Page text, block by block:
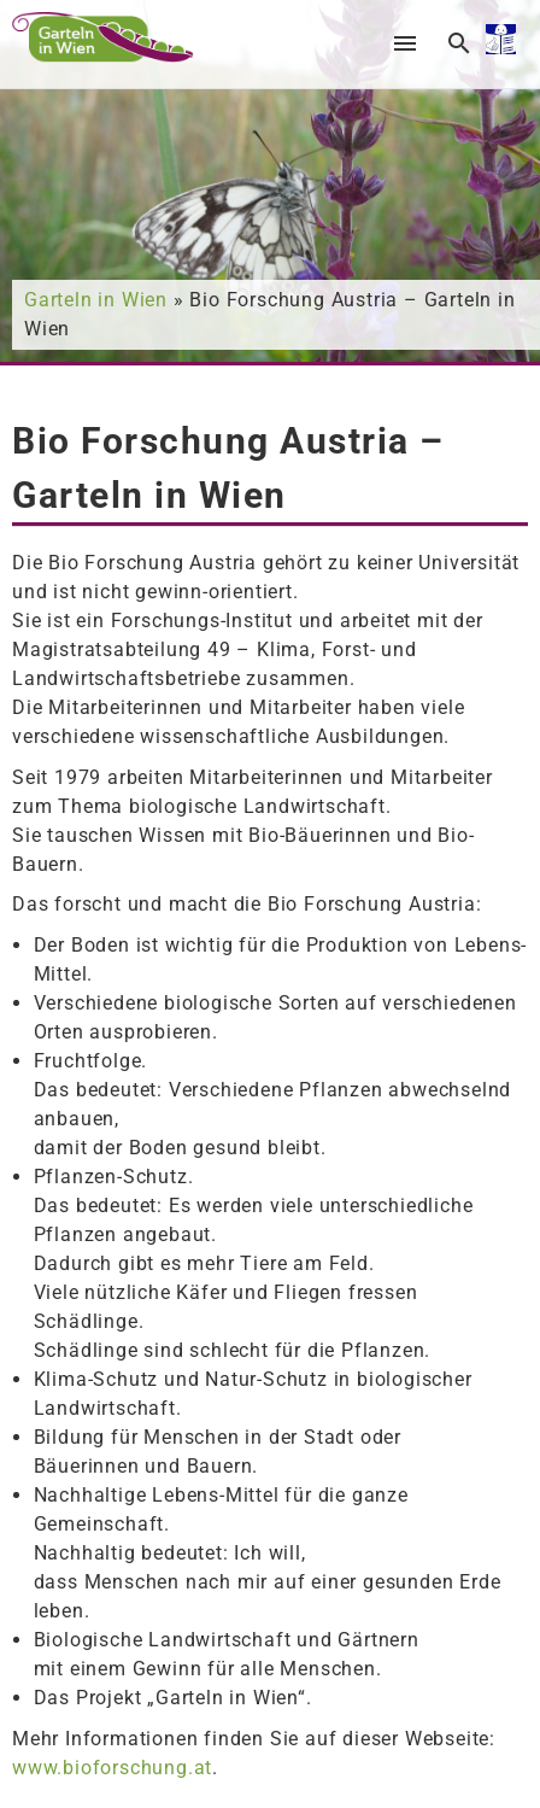
Nach was suchen Sie?
Garteln in Wien » Bio Forschung Austria – Garteln in
Wien
Bio Forschung Austria –
Garteln in Wien
Die Bio Forschung Austria gehört zu keiner Universität
und ist nicht gewinn-orientiert.
Sie ist ein Forschungs-Institut und arbeitet mit der
Magistratsabteilung 49 – Klima, Forst- und
Landwirtschaftsbetriebe zusammen.
Die Mitarbeiterinnen und Mitarbeiter haben viele
verschiedene wissenschaftliche Ausbildungen.
Seit 1979 arbeiten Mitarbeiterinnen und Mitarbeiter
zum Thema biologische Landwirtschaft.
Sie tauschen Wissen mit Bio-Bäuerinnen und Bio-
Bauern.
Das forscht und macht die Bio Forschung Austria:
Der Boden ist wichtig für die Produktion von Lebens-
Mittel.
Verschiedene biologische Sorten auf verschiedenen
Orten ausprobieren.
Fruchtfolge.
Das bedeutet: Verschiedene Pflanzen abwechselnd
anbauen,
damit der Boden gesund bleibt.
Pflanzen-Schutz.
Das bedeutet: Es werden viele unterschiedliche
Pflanzen angebaut.
Dadurch gibt es mehr Tiere am Feld.
Viele nützliche Käfer und Fliegen fressen
Schädlinge.
Schädlinge sind schlecht für die Pflanzen.
Klima-Schutz und Natur-Schutz in biologischer
Landwirtschaft.
Bildung für Menschen in der Stadt oder
Bäuerinnen und Bauern.
Nachhaltige Lebens-Mittel für die ganze
Gemeinschaft.
Nachhaltig bedeutet: Ich will,
dass Menschen nach mir auf einer gesunden Erde
leben.
Biologische Landwirtschaft und Gärtnern
mit einem Gewinn für alle Menschen.
Das Projekt „Garteln in Wien“.
Mehr Informationen finden Sie auf dieser Webseite:
www.bioforschung.at.